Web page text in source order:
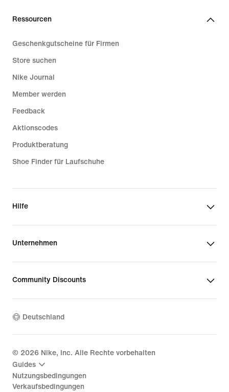
Ressourcen
Geschenkgutscheine für Firmen
Store suchen
Nike Journal
Member werden
Feedback
Aktionscodes
Produktberatung
Shoe Finder für Laufschuhe
Hilfe
Unternehmen
Community Discounts
Deutschland
© 2026 Nike, Inc. Alle Rechte vorbehalten
Guides
Nutzungsbedingungen
Verkaufsbedingungen